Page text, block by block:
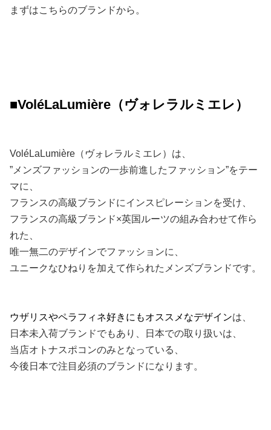
まずはこちらのブランドから。
■VoléLaLumière（ヴォレラルミエレ）
VoléLaLumière（ヴォレラルミエレ）は、
”メンズファッションの一歩前進したファッション”をテー
マに、
フランスの高級ブランドにインスピレーションを受け、
フランスの高級ブランド×英国ルーツの組み合わせて作ら
れた、
唯一無二のデザインでファッションに、
ユニークなひねりを加えて作られたメンズブランドです。
ウザリスやペラフィネ好きにもオススメなデザインは、
日本未入荷ブランドでもあり、日本での取り扱いは、
当店オトナスポコンのみとなっている、
今後日本で注目必須のブランドになります。